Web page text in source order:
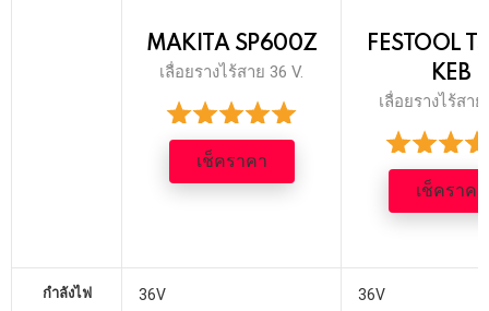
กำลังไฟ
MAKITA SP600Z
เลื่อยรางไร้สาย 36 V.
เช็คราคา
36V
FESTOOL
KEB
เลื่อยรางไร้สาย
เช็คราคา
36V